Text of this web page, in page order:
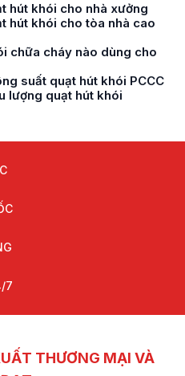
hút khói cho nhà xưởng
hút khói cho tòa nhà cao
chữa cháy nào dùng cho
suất quạt hút khói PCCC
lượng quạt hút khói
7
THƯƠNG MẠI VÀ